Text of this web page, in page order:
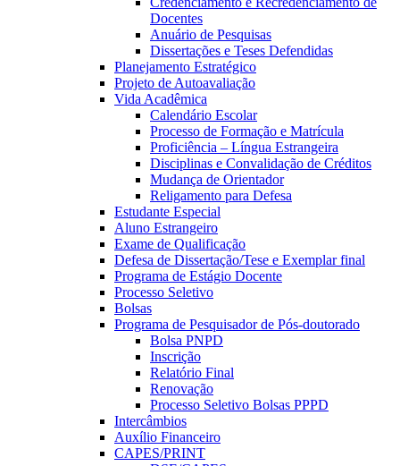
Docentes
Anuário de Pesquisas
Dissertações e Teses Defendidas
Planejamento Estratégico
Projeto de Autoavaliação
Vida Acadêmica
Calendário Escolar
Processo de Formação e Matrícula
Proficiência – Língua Estrangeira
Disciplinas e Convalidação de Créditos
Mudança de Orientador
Religamento para Defesa
Estudante Especial
Aluno Estrangeiro
Exame de Qualificação
Defesa de Dissertação/Tese e Exemplar final
Programa de Estágio Docente
Processo Seletivo
Bolsas
Programa de Pesquisador de Pós-doutorado
Bolsa PNPD
Inscrição
Relatório Final
Renovação
Processo Seletivo Bolsas PPPD
Intercâmbios
Auxílio Financeiro
CAPES/PRINT